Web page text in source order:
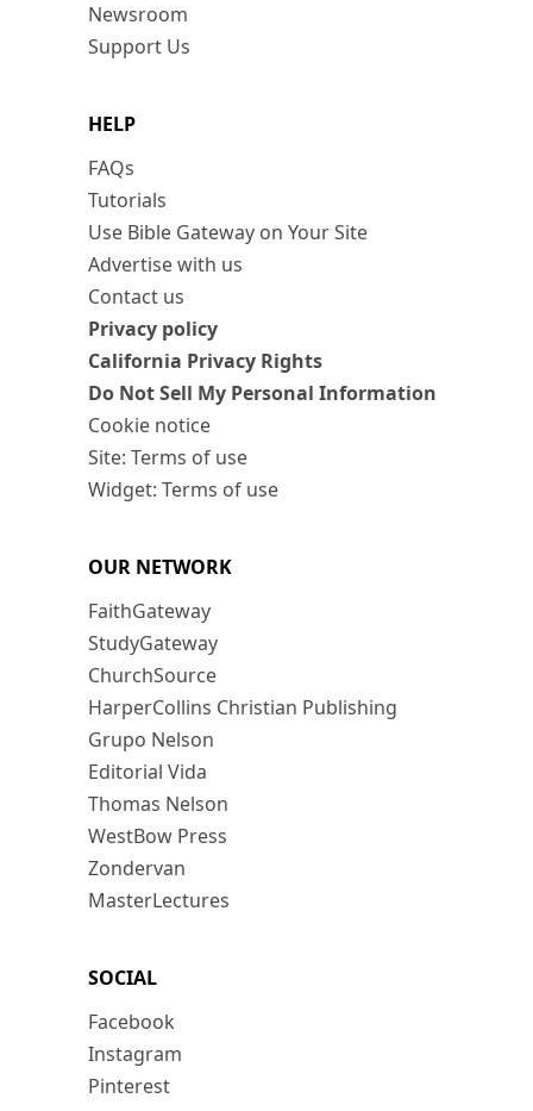
Newsroom
Support Us
HELP
FAQs
Tutorials
Use Bible Gateway on Your Site
Advertise with us
Contact us
Privacy policy
California Privacy Rights
Do Not Sell My Personal Information
Cookie notice
Site: Terms of use
Widget: Terms of use
OUR NETWORK
FaithGateway
StudyGateway
ChurchSource
HarperCollins Christian Publishing
Grupo Nelson
Editorial Vida
Thomas Nelson
WestBow Press
Zondervan
MasterLectures
SOCIAL
Facebook
Instagram
Pinterest